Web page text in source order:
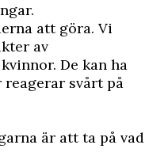
att göra. Vi
av
De kan ha
svårt på
är att ta på vad